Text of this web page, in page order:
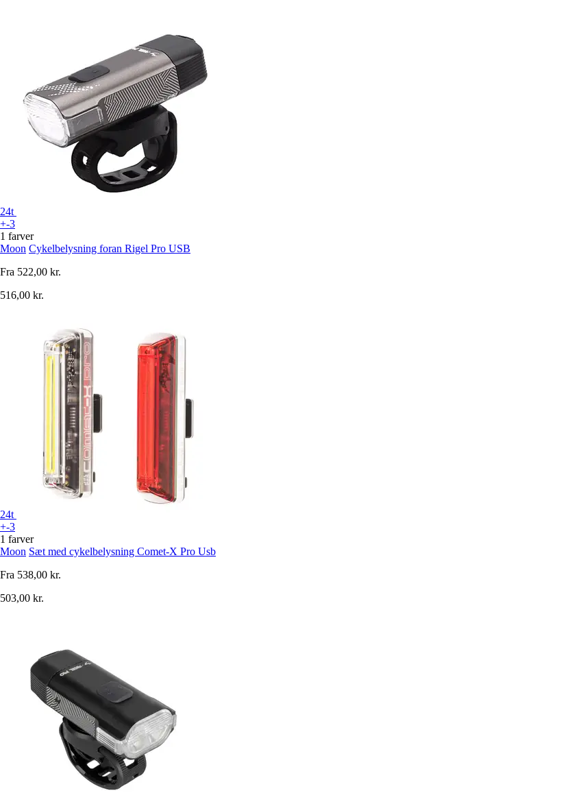
24t
+-3
1 farver
Moon Cykelbelysning foran Rigel Pro USB
Fra 522,00 kr.
516,00 kr.
24t
+-3
1 farver
Moon Sæt med cykelbelysning Comet-X Pro Usb
Fra 538,00 kr.
503,00 kr.